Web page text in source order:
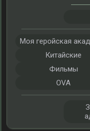
Моя геройская
Китайские
Фильмы
OVA